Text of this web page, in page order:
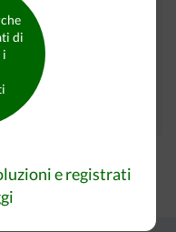
questi siti:
di
i
e registrati